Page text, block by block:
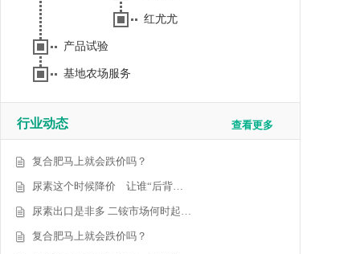
红尤尤
产品试验
基地农场服务
行业动态 查看更多
复合肥马上就会跌价吗？
尿素这个时候降价 让谁“后背…
尿素出口是非多 二铵市场何时起…
复合肥马上就会跌价吗？